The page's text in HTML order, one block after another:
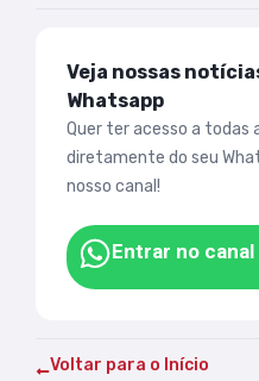
Veja nossas
Whatsapp
Quer ter acesso a todas
diretamente do seu
nosso canal!
Entrar no canal
Voltar para o Início